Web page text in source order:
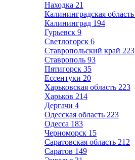
Находка 21
Калининградская область
Калининград 194
Гурьевск 9
Светлогорск 6
Ставропольский край 223
Ставрополь 93
Пятигорск 35
Ессентуки 20
Харьковская область 223
Харьков 214
Дергачи 4
Одесская область 223
Одесса 183
Черноморск 15
Саратовская область 212
Саратов 149